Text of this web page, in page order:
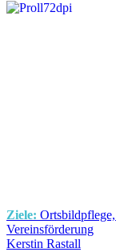
Ziele:
Vereinsförderung
Kerstin Rastall